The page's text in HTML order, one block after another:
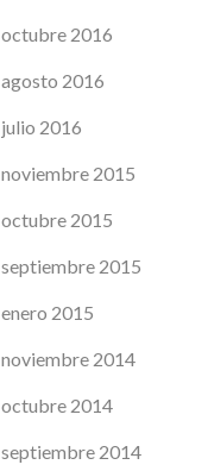
octubre 2016
agosto 2016
julio 2016
noviembre 2015
octubre 2015
septiembre 2015
enero 2015
noviembre 2014
octubre 2014
septiembre 2014